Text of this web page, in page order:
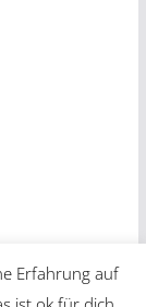
Erfahrung auf